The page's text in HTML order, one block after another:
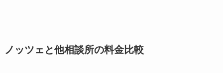
ノッツェと他相談所の料金比較